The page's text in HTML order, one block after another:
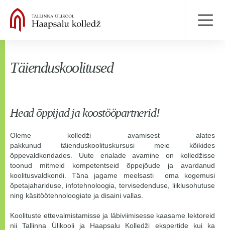
Täienduskoolitused
Head õppijad ja koostööpartnerid!
Oleme kolledži avamisest alates
pakkunud täienduskoolituskursusi meie kõikides
õppevaldkondades. Uute erialade avamine on kolledžisse
toonud mitmeid kompetentseid õppejõude ja avardanud
koolitusvaldkondi. Täna jagame meelsasti oma kogemusi
õpetajahariduse, infotehnoloogia, tervisedenduse, liiklusohutuse
ning käsitöötehnoloogiate ja disaini vallas.
Koolituste ettevalmistamisse ja läbiviimisesse kaasame lektoreid
nii Tallinna Ülikooli ja Haapsalu Kolledži ekspertide kui ka